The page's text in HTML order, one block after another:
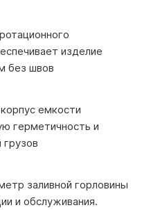
изделие
без швов
емкости
герметичность и
заливной горловины
и обслуживания.